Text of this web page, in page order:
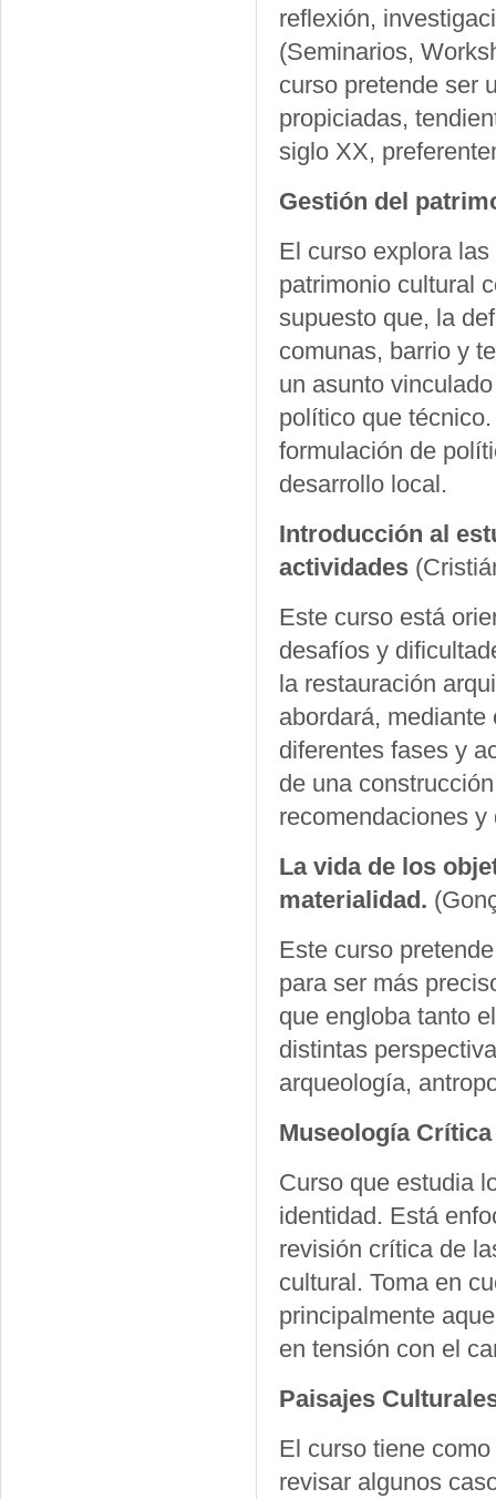
reflexión,
(Seminarios,
curso pretende ser
propiciadas,
siglo XX,
Gestión del
El curso explora
patrimonio cultural
supuesto que, la
comunas, barrio y
un asunto
político que
formulación de
desarrollo local.
Introducción al
actividades
Este curso está
desafíos y
la restauración
abordará,
diferentes fases y
de una
recomendaciones
La vida de los
materialidad.
Este curso
para ser más
que engloba tanto
distintas
arqueología,
Museología Crítica
Curso que estudia
identidad. Está
revisión crítica de
cultural. Toma en
principalmente
en tensión con el
Paisajes
El curso tiene
revisar algunos